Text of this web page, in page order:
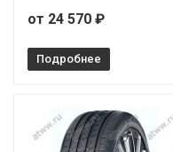
от 24 570 ₽
Подробнее